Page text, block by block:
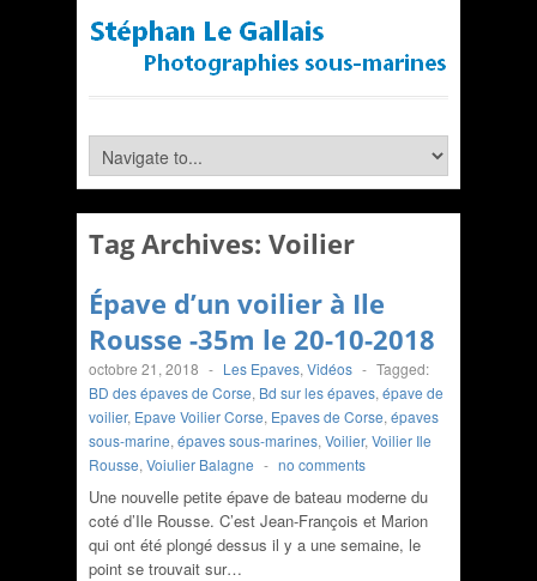
Tag Archives: Voilier
Épave d’un voilier à Ile
Rousse -35m le 20-10-2018
octobre 21, 2018 - Les Epaves, Vidéos - Tagged:
BD des épaves de Corse, Bd sur les épaves, épave de
voilier, Epave Voilier Corse, Epaves de Corse, épaves
sous-marine, épaves sous-marines, Voilier, Voilier Ile
Rousse, Voiulier Balagne - no comments
Une nouvelle petite épave de bateau moderne du
coté d’Ile Rousse. C’est Jean-François et Marion
qui ont été plongé dessus il y a une semaine, le
point se trouvait sur…